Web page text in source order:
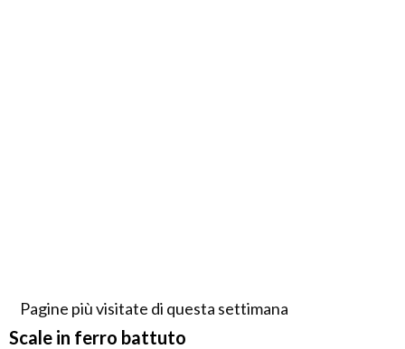
Pagine più visitate di questa settimana
Scale in ferro battuto